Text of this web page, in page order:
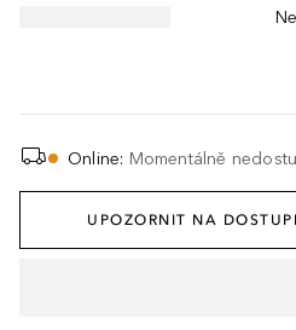
Online: Momentálně
UPOZORNIT NA